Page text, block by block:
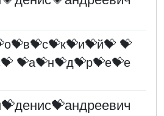
💝
💝а💝н💝д💝р💝е💝е